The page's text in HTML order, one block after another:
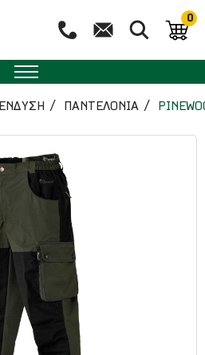
0
ΕΝΔΥΣΗ ΠΑΝΤΕΛΟΝΙΑ